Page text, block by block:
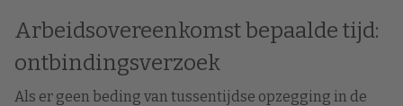
Arbeidsovereenkomst bepaalde tijd:
ontbindingsverzoek
Als er geen beding van tussentijdse opzegging in de